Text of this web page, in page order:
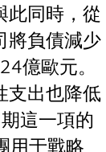
此同時，從
將負債減少
億歐元。
支出也降低
這一項的
用于戰略